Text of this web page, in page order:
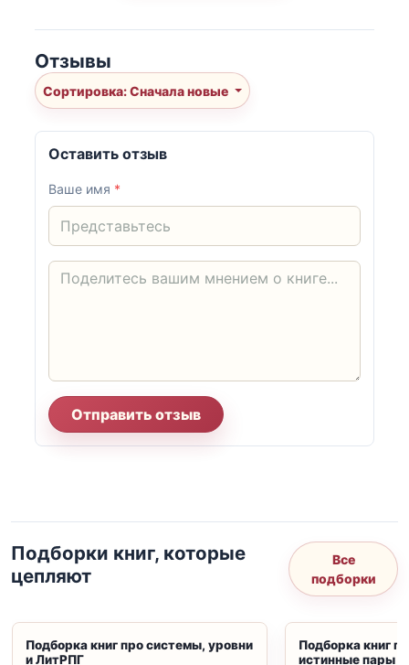
Отзывы
Сортировка: Сначала новые
Оставить отзыв
Ваше имя *
Отправить отзыв
Подборки книг, которые
цепляют
Все
подборки
Подборка книг про системы, уровни
и ЛитРПГ
Подборка книг
истинные пары